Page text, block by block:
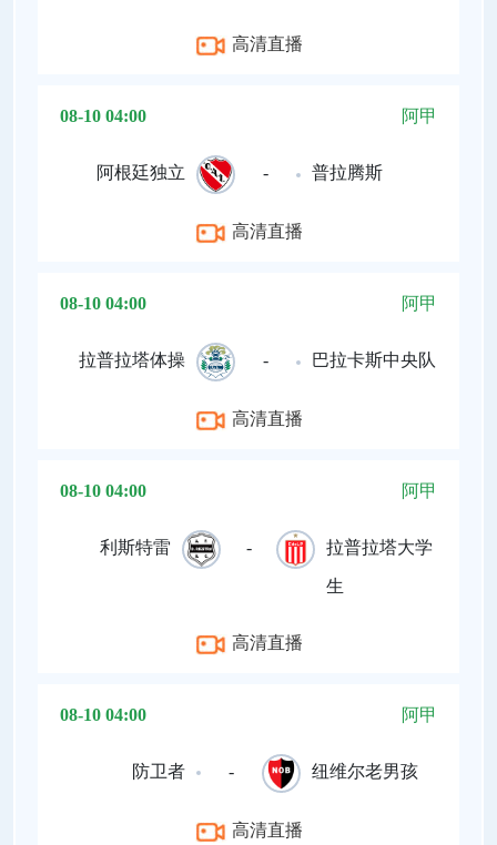
高清直播
08-10 04:00 阿甲
阿根廷独立 - 普拉腾斯
高清直播
08-10 04:00 阿甲
拉普拉塔体操 - 巴拉卡斯中央队
高清直播
08-10 04:00 阿甲
利斯特雷 - 拉普拉塔大学
生
高清直播
08-10 04:00 阿甲
防卫者 - 纽维尔老男孩
高清直播